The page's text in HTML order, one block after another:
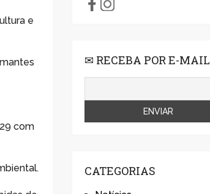
e
com
✉ RECEBA POR E-MAIL
CATEGORIAS